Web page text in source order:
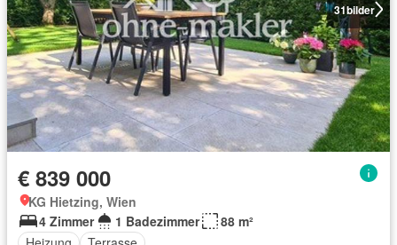
31bilder
€ 839 000
KG Hietzing, Wien
4 Zimmer
1 Badezimmer
88 m²